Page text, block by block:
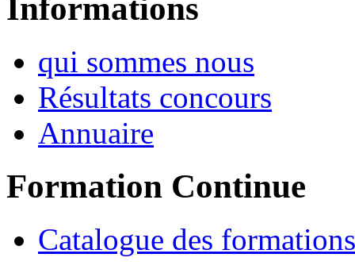
Informations
qui sommes nous
Résultats concours
Annuaire
Formation Continue
Catalogue des formations